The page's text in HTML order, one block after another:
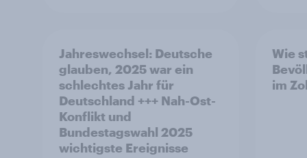
Jahreswechsel: Deutsche
glauben, 2025 war ein
schlechtes Jahr für
Deutschland +++ Nah-Ost-
Konflikt und
Bundestagswahl 2025
wichtigste Ereignisse
Wie
im